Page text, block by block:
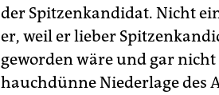
der Spitzenkandidat. Nicht
er, weil er lieber
geworden wäre und gar
hauchdünne Niederlage des